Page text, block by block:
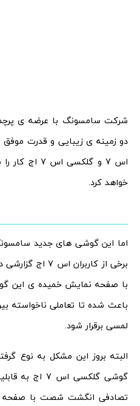
شرکت سامسونگ با عرضه ی
دو زمینه ی زیبایی و قدرت
اس 7 و
خواهد کرد.
اما این گوشی های جدید سامسونگ
برخی از
با صفحه نمایش خمیده ی این
باعث شده تا تعاملی ناخواسته
لمسی برقرار شود.
البته بروز این مشکل به نوع
گوشی گلکسی اس
تصادفی انگشت شصت با